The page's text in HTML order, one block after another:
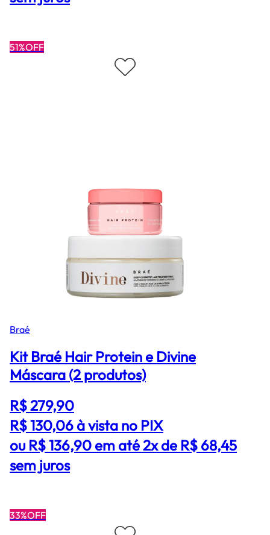
51%OFF
Braé
Kit Braé Hair Protein e Divine
Máscara (2 produtos)
R$ 279,90
R$ 130,06à vista no PIX
ou R$ 136,90 em até 2x de R$ 68,45
sem juros
33%OFF